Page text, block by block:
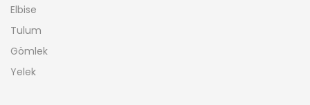
Elbise
Tulum
Gömlek
Yelek